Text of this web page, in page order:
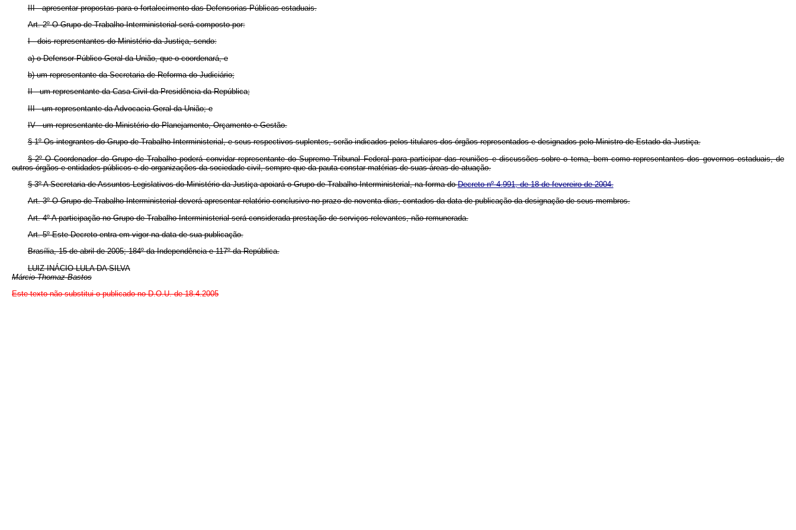
III - apresentar propostas para o fortalecimento das Defensorias Públicas estaduais.
Art. 2º O Grupo de Trabalho Interministerial será composto por:
I - dois representantes do Ministério da Justiça, sendo:
a) o Defensor Público-Geral da União, que o coordenará, e
b) um representante da Secretaria de Reforma do Judiciário;
II - um representante da Casa Civil da Presidência da República;
III - um representante da Advocacia-Geral da União; e
IV - um representante do Ministério do Planejamento, Orçamento e Gestão.
§ 1º Os integrantes do Grupo de Trabalho Interministerial, e seus respectivos suplentes, serão indicados pelos titulares dos órgãos representados e designados pelo Ministro de Estado da Justiça.
§ 2º O Coordenador do Grupo de Trabalho poderá convidar representante do Supremo Tribunal Federal para participar das reuniões e discussões sobre o tema, bem como representantes dos governos estaduais, de
outros órgãos e entidades públicos e de organizações da sociedade civil, sempre que da pauta constar matérias de suas áreas de atuação.
§ 3º A Secretaria de Assuntos Legislativos do Ministério da Justiça apoiará o Grupo de Trabalho Interministerial, na forma doDecreto nº 4.991, de 18 de fevereiro de 2004.
Art. 3º O Grupo de Trabalho Interministerial deverá apresentar relatório conclusivo no prazo de noventa dias, contados da data de publicação da designação de seus membros.
Art. 4º A participação no Grupo de Trabalho Interministerial será considerada prestação de serviços relevantes, não remunerada.
Art. 5º Este Decreto entra em vigor na data de sua publicação.
Brasília, 15 de abril de 2005; 184ºda Independência e 117ºda República.
LUIZ INÁCIO LULA DA SILVA
Márcio Thomaz Bastos
Este texto não substitui o publicado no D.O.U. de 18.4.2005